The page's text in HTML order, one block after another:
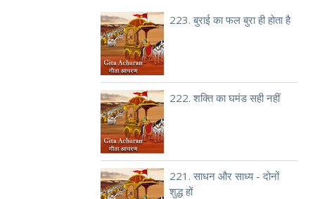
223. बुराई का फल बुरा ही होता है
222. शक्ति का घमंड सही नहीं
221. साधन और साध्य - दोनों
शुद्ध हों